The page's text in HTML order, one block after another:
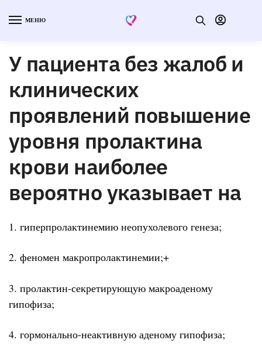
МЕНЮ
У пациента без жалоб и
клинических
проявлений повышение
уровня пролактина
крови наиболее
вероятно указывает на
1. гиперпролактинемию неопухолевого генеза;
2. феномен макропролактинемии;+
3. пролактин-секретирующую макроаденому
гипофиза;
4. гормонально-неактивную аденому гипофиза;